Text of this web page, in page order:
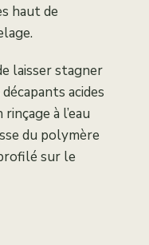
haut de
laisser stagner
acides
à l’eau
du polymère
sur le